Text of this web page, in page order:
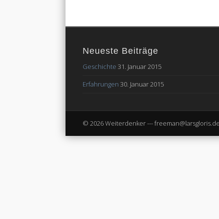
Neueste Beiträge
Geschichte 31. Januar 2015
Erfahrungen 30. Januar 2015
© 2026 Weiterdenker ---